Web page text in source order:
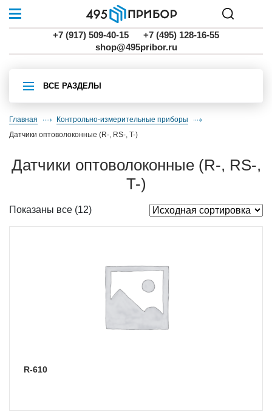
+7 (917) 509-40-15
+7 (495) 128-16-55
shop@495pribor.ru
ВСЕ РАЗДЕЛЫ
Главная
Контрольно-измерительные приборы
датчики оптоволоконные (R-, RS-, T-)
датчики оптоволоконные (R-, RS-,
T-)
Показаны все (12)
R-610